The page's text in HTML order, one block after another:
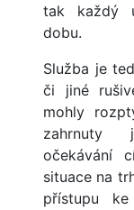
tak každý
dobu.
Služba je
či jiné
mohly
zahrnuty
očekávání
situace na
přístupu